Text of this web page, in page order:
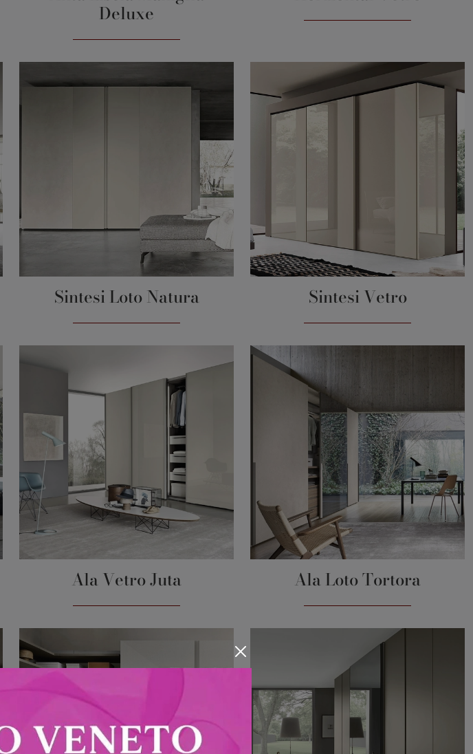
Deluxe
Sintesi Loto Natura Sintesi Vetro
Ala Vetro Juta Ala Loto Tortora